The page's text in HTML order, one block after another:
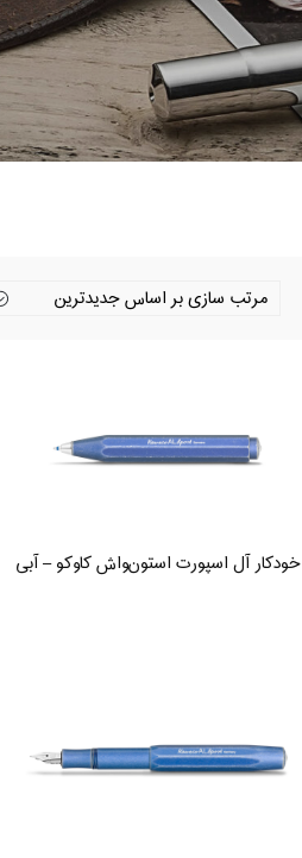
خودکار آل اسپورت استون‌واش کاوکو – آبی